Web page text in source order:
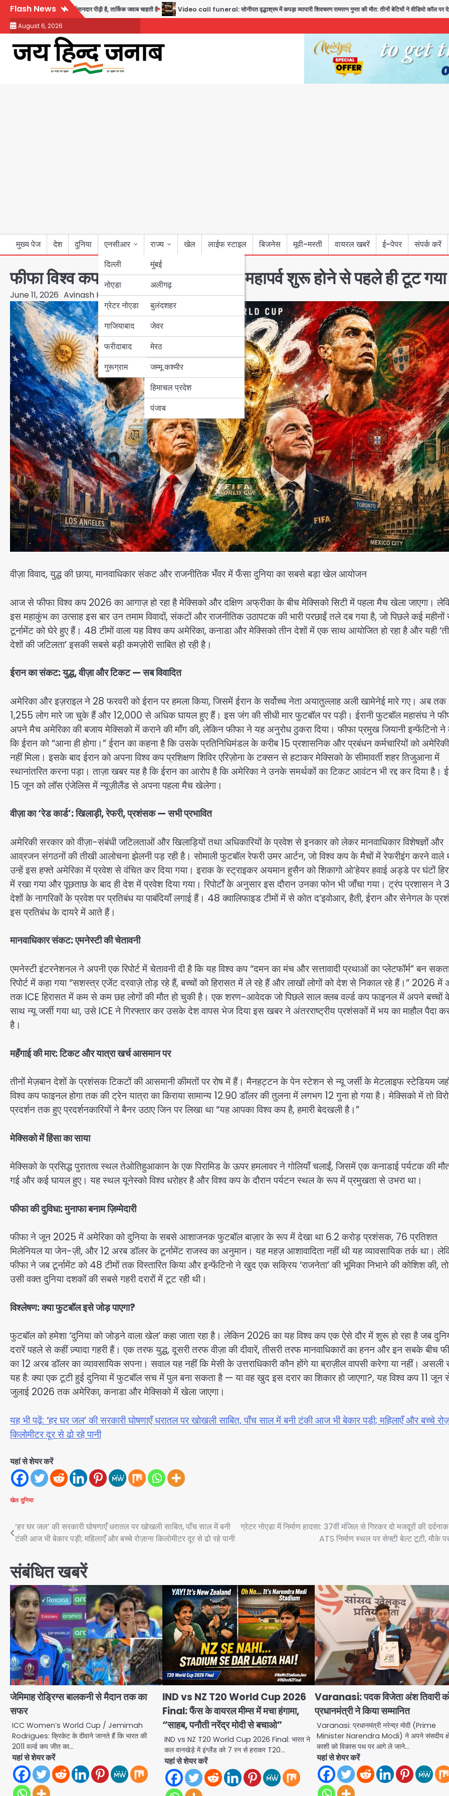
Skip
content
Flash News
सबसे ईमानदार पीढ़ी है, तार्किक जवाब चाहती है Video call funeral: सोनीपत वृद्धाश्रम में कपड़ा व्यापारी शिवचरण रामरत्न गुप्ता की मौत: तीनों बेटियों ने वीडियो कॉल पर देखा अंतिम
August 6, 2026
मुख्य पेज देश दुनिया
एनसीआर
दिल्ली
नोएडा
ग्रेटर नोएडा
गाजियाबाद
फरीदाबाद
गुरूग्राम
राज्य
मुंबई
उत्तर प्रदेश
अलीगढ़
बुलंदशहर
जेवर
मेरठ
बिहार
पंजाब
हरियाणा
जम्मू कश्मीर
हिमाचल प्रदेश
पंजाब
खेल लाईफ स्टाइल बिजनेस मूवी-मस्ती वायरल खबरें ई-पेपर संपर्क करें
फीफा विश्व कप 2026: जब फुटबॉल का महापर्व शुरू होने से पहले ही टूट गया
June 11, 2026 Avinash Kumar
वीज़ा विवाद, युद्ध की छाया, मानवाधिकार संकट और राजनीतिक भँवर में फँसा दुनिया का सबसे बड़ा खेल आयोजन
आज से फीफा विश्व कप 2026 का आगाज़ हो रहा है मेक्सिको और दक्षिण अफ्रीका के बीच मेक्सिको सिटी में पहला मैच खेला जाएगा।
इस महाकुंभ का उत्साह इस बार उन तमाम विवादों, संकटों और राजनीतिक उठापटक की भारी परछाईं तले दब गया है, जो पिछले कई
टूर्नामेंट को घेरे हुए हैं। 48 टीमों वाला यह विश्व कप अमेरिका, कनाडा और मेक्सिको तीन देशों में एक साथ आयोजित हो रहा है और यही
देशों की जटिलता’ इसकी सबसे बड़ी कमज़ोरी साबित हो रही है।
ईरान का संकट: युद्ध, वीज़ा और टिकट — सब विवादित
अमेरिका और इज़राइल ने 28 फरवरी को ईरान पर हमला किया, जिसमें ईरान के सर्वोच्च नेता अयातुल्लाह अली खामेनेई मारे गए। अब तक
1,255 लोग मारे जा चुके हैं और 12,000 से अधिक घायल हुए हैं। इस जंग की सीधी मार फुटबॉल पर पड़ी। ईरानी फुटबॉल महासंघ ने
अपने मैच अमेरिका की बजाय मेक्सिको में कराने की माँग की, लेकिन फीफा ने यह अनुरोध ठुकरा दिया। फीफा प्रमुख जियानी इन्फेंटिनो ने
कि ईरान को “आना ही होगा।” ईरान का कहना है कि उसके प्रतिनिधिमंडल के करीब 15 प्रशासनिक और प्रबंधन कर्मचारियों को अमेरिकी
नहीं मिला। इसके बाद ईरान को अपना विश्व कप प्रशिक्षण शिविर एरिज़ोना के टक्सन से हटाकर मेक्सिको के सीमावर्ती शहर तिजुआना में
स्थानांतरित करना पड़ा। ताज़ा खबर यह है कि ईरान का आरोप है कि अमेरिका ने उनके समर्थकों का टिकट आवंटन भी रद्द कर दिया है।
15 जून को लॉस एंजेलिस में न्यूज़ीलैंड से अपना पहला मैच खेलेगा।
वीज़ा का ‘रेड कार्ड’: खिलाड़ी, रेफरी, प्रशंसक — सभी प्रभावित
अमेरिकी सरकार को वीज़ा-संबंधी जटिलताओं और खिलाड़ियों तथा अधिकारियों के प्रवेश से इनकार को लेकर मानवाधिकार विशेषज्ञों और
आव्रजन संगठनों की तीखी आलोचना झेलनी पड़ रही है। सोमाली फुटबॉल रेफरी उमर आर्टन, जो विश्व कप के मैचों में रेफरीइंग करने वाले
उन्हें इस हफ्ते अमेरिका में प्रवेश से वंचित कर दिया गया। इराक के स्ट्राइकर अयमान हुसैन को शिकागो ओ’हेयर हवाई अड्डे पर घंटों
में रखा गया और पूछताछ के बाद ही देश में प्रवेश दिया गया। रिपोर्टों के अनुसार इस दौरान उनका फोन भी जाँचा गया। ट्रंप प्रशासन ने
देशों के नागरिकों के प्रवेश पर प्रतिबंध या पाबंदियाँ लगाई हैं। 48 क्वालिफाइड टीमों में से कोत द’इवोआर, हैती, ईरान और सेनेगल के
इस प्रतिबंध के दायरे में आते हैं।
मानवाधिकार संकट: एमनेस्टी की चेतावनी
एमनेस्टी इंटरनेशनल ने अपनी एक रिपोर्ट में चेतावनी दी है कि यह विश्व कप “दमन का मंच और सत्तावादी प्रथाओं का प्लेटफॉर्म” बन
रिपोर्ट में कहा गया “सशस्त्र एजेंट दरवाज़े तोड़ रहे हैं, बच्चों को हिरासत में ले रहे हैं और लाखों लोगों को देश से निकाल रहे हैं।” 2026 में
तक ICE हिरासत में कम से कम छह लोगों की मौत हो चुकी है। एक शरण-आवेदक जो पिछले साल क्लब वर्ल्ड कप फाइनल में अपने बच्चों
साथ न्यू जर्सी गया था, उसे ICE ने गिरफ्तार कर उसके देश वापस भेज दिया इस खबर ने अंतरराष्ट्रीय प्रशंसकों में भय का माहौल पैदा कर
है।
महँगाई की मार: टिकट और यात्रा खर्च आसमान पर
तीनों मेज़बान देशों के प्रशंसक टिकटों की आसमानी कीमतों पर रोष में हैं। मैनहट्टन के पेन स्टेशन से न्यू जर्सी के मेटलाइफ स्टेडियम
विश्व कप फाइनल होगा तक की ट्रेन यात्रा का किराया सामान्य 12.90 डॉलर की तुलना में लगभग 12 गुना हो गया है। मेक्सिको में तो
प्रदर्शन तक हुए प्रदर्शनकारियों ने बैनर उठाए जिन पर लिखा था “यह आपका विश्व कप है, हमारी बेदखली है।”
मेक्सिको में हिंसा का साया
मेक्सिको के प्रसिद्ध पुरातत्व स्थल तेओतिहुआकान के एक पिरामिड के ऊपर हमलावर ने गोलियाँ चलाईं, जिसमें एक कनाडाई पर्यटक की
गई और कई घायल हुए। यह स्थल यूनेस्को विश्व धरोहर है और विश्व कप के दौरान पर्यटन स्थल के रूप में प्रमुखता से उभरा था।
फीफा की दुविधा: मुनाफा बनाम ज़िम्मेदारी
फीफा ने जून 2025 में अमेरिका को दुनिया के सबसे आशाजनक फुटबॉल बाज़ार के रूप में देखा था 6.2 करोड़ प्रशंसक, 76 प्रतिशत
मिलेनियल या जेन-ज़ी, और 12 अरब डॉलर के टूर्नामेंट राजस्व का अनुमान। यह महज़ आशावादिता नहीं थी यह व्यावसायिक तर्क था।
फीफा ने जब टूर्नामेंट को 48 टीमों तक विस्तारित किया और इन्फेंटिनो ने खुद एक सक्रिय ‘राजनेता’ की भूमिका निभाने की कोशिश की,
उसी वक्त दुनिया दशकों की सबसे गहरी दरारों में टूट रही थी।
विश्लेषण: क्या फुटबॉल इसे जोड़ पाएगा?
फुटबॉल को हमेशा ‘दुनिया को जोड़ने वाला खेल’ कहा जाता रहा है। लेकिन 2026 का यह विश्व कप एक ऐसे दौर में शुरू हो रहा है जब
दरारें पहले से कहीं ज़्यादा गहरी हैं। एक तरफ युद्ध, दूसरी तरफ वीज़ा की दीवारें, तीसरी तरफ मानवाधिकारों का हनन और इन सबके बीच
का 12 अरब डॉलर का व्यावसायिक सपना। सवाल यह नहीं कि मेसी के उत्तराधिकारी कौन होंगे या ब्राज़ील वापसी करेगा या नहीं। असली
यह है: क्या एक टूटी हुई दुनिया में फुटबॉल सच में पुल बना सकता है — या वह खुद इस दरार का शिकार हो जाएगा?, यह विश्व कप 11 जून
जुलाई 2026 तक अमेरिका, कनाडा और मेक्सिको में खेला जाएगा।
यह भी पढ़ें: ‘हर घर जल’ की सरकारी घोषणाएँ धरातल पर खोखली साबित, पाँच साल में बनी टंकी आज भी बेकार पड़ी; महिलाएँ और बच्चे
किलोमीटर दूर से ढो रहे पानी
यहां से शेयर करें
खेल दुनिया
Post
navigation
‘हर घर जल’ की सरकारी घोषणाएँ धरातल पर खोखली साबित, पाँच साल में बनी
टंकी आज भी बेकार पड़ी; महिलाएँ और बच्चे रोज़ाना किलोमीटर दूर से ढो रहे पानी
ग्रेटर नोएडा में निर्माण हादसा: 37वीं मंजिल से गिरकर दो मजदूरों की
ATS निर्माण स्थल पर सेफ्टी बेल्ट टूटी, मौके
संबंधित खबरें
जेमिमाह रोड्रिग्स बालकनी से मैदान तक का
सफर
ICC Women’s World Cup / Jemimah
Rodrigues: क्रिकेट के दीवाने जानते हैं कि भारत की
2011 वर्ल्ड कप जीत का…
यहां से शेयर करें
IND vs NZ T20 World Cup 2026
Final: फैंस के वायरल मीम्स में मचा हंगामा,
“साहब, पनौती नरेंद्र मोदी से बचाओ”
IND vs NZ T20 World Cup 2026 Final: भारत ने
कल वानखेड़े में इंग्लैंड को 7 रन से हराकर T20…
यहां से शेयर करें
Varanasi: पदक विजेता अंश तिवारी
प्रधानमंत्री ने किया सम्मानित
Varanasi: प्रधानमंत्री नरेन्द्र मोदी (Prime
Minister Narendra Modi) ने अपने संसदीय
काशी को विकास पथ पर आगे ले जाने…
यहां से शेयर करें